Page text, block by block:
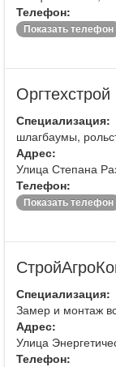
Телефон:
Показать телефон
Специализация:
шлагбаумы,
Адрес:
Улица Степана
Телефон:
Показать телефон
Специализация:
Замер и монтаж
Адрес:
Улица
Телефон: